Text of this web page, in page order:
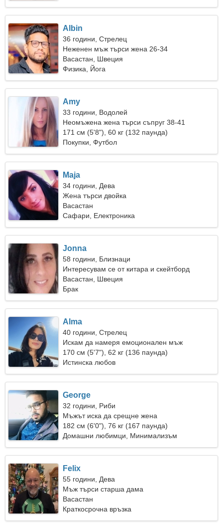
Albin
36 години, Стрелец
Неженен мъж търси жена 26-34
Васастан, Швеция
Физика, Йога
Amy
33 години, Водолей
Неомъжена жена търси съпруг 38-41
171 см (5'8"), 60 кг (132 паунда)
Покупки, Футбол
Maja
34 години, Дева
Жена търси двойка
Васастан
Сафари, Електроника
Jonna
58 години, Близнаци
Интересувам се от китара и скейтборд
Васастан, Швеция
Брак
Alma
40 години, Стрелец
Искам да намеря емоционален мъж
170 см (5'7"), 62 кг (136 паунда)
Истинска любов
George
32 години, Риби
Мъжът иска да срещне жена
182 см (6'0"), 76 кг (167 паунда)
Домашни любимци, Минимализъм
Felix
55 години, Дева
Мъж търси старша дама
Васастан
Краткосрочна връзка